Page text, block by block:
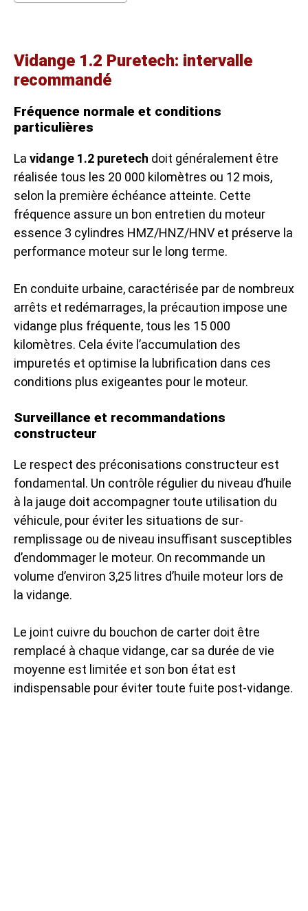
Vidange 1.2 Puretech: intervalle
recommandé
Fréquence normale et conditions
particulières
La vidange 1.2 puretech doit généralement être
réalisée tous les 20 000 kilomètres ou 12 mois,
selon la première échéance atteinte. Cette
fréquence assure un bon entretien du moteur
essence 3 cylindres HMZ/HNZ/HNV et préserve la
performance moteur sur le long terme.
En conduite urbaine, caractérisée par de nombreux
arrêts et redémarrages, la précaution impose une
vidange plus fréquente, tous les 15 000
kilomètres. Cela évite l’accumulation des
impuretés et optimise la lubrification dans ces
conditions plus exigeantes pour le moteur.
Surveillance et recommandations
constructeur
Le respect des préconisations constructeur est
fondamental. Un contrôle régulier du niveau d’huile
à la jauge doit accompagner toute utilisation du
véhicule, pour éviter les situations de sur-
remplissage ou de niveau insuffisant susceptibles
d’endommager le moteur. On recommande un
volume d’environ 3,25 litres d’huile moteur lors de
la vidange.
Le joint cuivre du bouchon de carter doit être
remplacé à chaque vidange, car sa durée de vie
moyenne est limitée et son bon état est
indispensable pour éviter toute fuite post-vidange.